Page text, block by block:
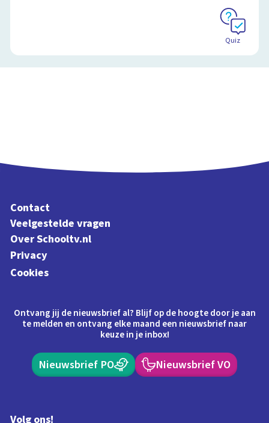
Quiz
Contact
Veelgestelde vragen
Over Schooltv.nl
Privacy
Cookies
Ontvang jij de nieuwsbrief al? Blijf op de hoogte door je aan
te melden en ontvang elke maand een nieuwsbrief naar
keuze in je inbox!
Nieuwsbrief PO Nieuwsbrief VO
Volg ons!